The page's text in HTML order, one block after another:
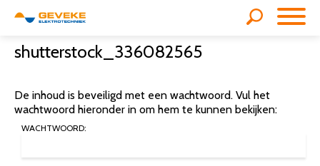
shutterstock_336082565
De inhoud is beveiligd met een wachtwoord. Vul het
wachtwoord hieronder in om hem te kunnen bekijken:
WACHTWOORD: